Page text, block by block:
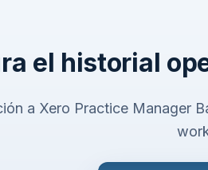
el historial
a Xero Practice Manager